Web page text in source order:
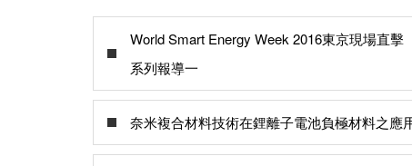
World Smart Energy Week 2016東京現場直擊
系列報導一
奈米複合材料技術在鋰離子電池負極材料之應